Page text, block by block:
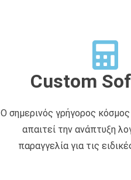
Custom
Ο σημερινός γρήγορος
απαιτεί την ανάπτυξη
παραγγελία για τις